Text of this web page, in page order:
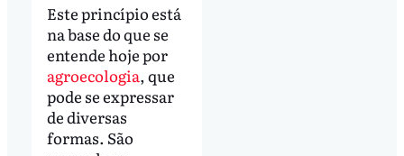
Este princípio está
na base do que se
entende hoje por
agroecologia, que
pode se expressar
de diversas
formas. São